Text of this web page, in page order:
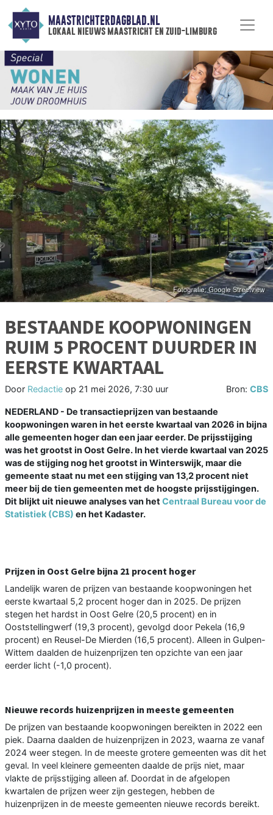
MAASTRICHTERDAGBLAD.NL
lokaal nieuws maastricht en zuid-limburg
BESTAANDE KOOPWONINGEN
RUIM 5 PROCENT DUURDER IN
EERSTE KWARTAAL
Door Redactie op 21 mei 2026, 7:30 uur Bron: CBS
NEDERLAND - De transactieprijzen van bestaande
koopwoningen waren in het eerste kwartaal van 2026 in bijna
alle gemeenten hoger dan een jaar eerder. De prijsstijging
was het grootst in Oost Gelre. In het vierde kwartaal van 2025
was de stijging nog het grootst in Winterswijk, maar die
gemeente staat nu met een stijging van 13,2 procent niet
meer bij de tien gemeenten met de hoogste prijsstijgingen.
Dit blijkt uit nieuwe analyses van het Centraal Bureau voor de
Statistiek (CBS) en het Kadaster.
Prijzen in Oost Gelre bijna 21 procent hoger
Landelijk waren de prijzen van bestaande koopwoningen het
eerste kwartaal 5,2 procent hoger dan in 2025. De prijzen
stegen het hardst in Oost Gelre (20,5 procent) en in
Ooststellingwerf (19,3 procent), gevolgd door Pekela (16,9
procent) en Reusel-De Mierden (16,5 procent). Alleen in Gulpen-
Wittem daalden de huizenprijzen ten opzichte van een jaar
eerder licht (-1,0 procent).
Nieuwe records huizenprijzen in meeste gemeenten
De prijzen van bestaande koopwoningen bereikten in 2022 een
piek. Daarna daalden de huizenprijzen in 2023, waarna ze vanaf
2024 weer stegen. In de meeste grotere gemeenten was dit het
geval. In veel kleinere gemeenten daalde de prijs niet, maar
vlakte de prijsstijging alleen af. Doordat in de afgelopen
kwartalen de prijzen weer zijn gestegen, hebben de
huizenprijzen in de meeste gemeenten nieuwe records bereikt.